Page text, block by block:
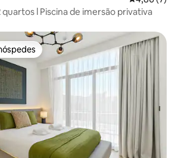
l Piscina de imersão privativa
preferidos dos hóspedes